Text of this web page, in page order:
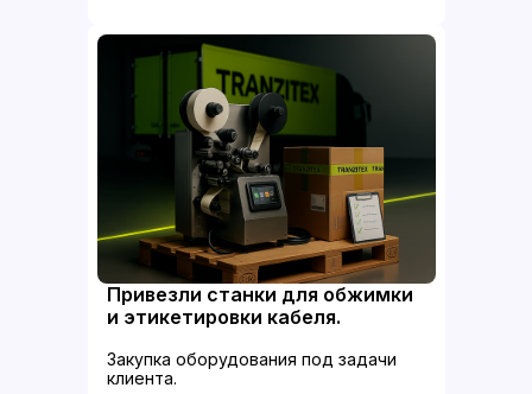
Привезли станки для обжимки
и этикетировки кабеля.
Закупка оборудования под задачи
клиента.